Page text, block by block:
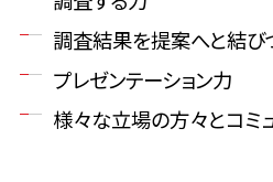
調査結果を提案へと結び
プレゼンテーション力
様々な立場の方々とコミ